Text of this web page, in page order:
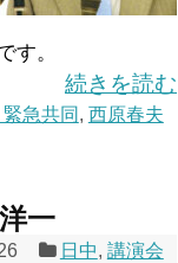
す。
続きを読む
急共同 , 西原春夫
一
日中, 講演会